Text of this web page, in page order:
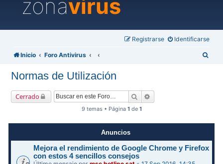
zonavirus
Identificarse
Registrarse
Inicio Foro Antivirus
Normas de Utilización
Cerrado Buscar
9 temas • Página 1 de 1
Anuncios
Mejora el rendimiento de Google Chrome y Firefox
con estos 4 sencillos consejos